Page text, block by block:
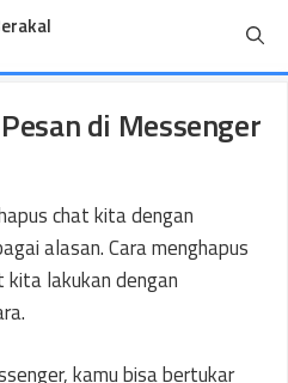
di Messenger
chat kita dengan
alasan. Cara menghapus
lakukan dengan
kamu bisa bertukar